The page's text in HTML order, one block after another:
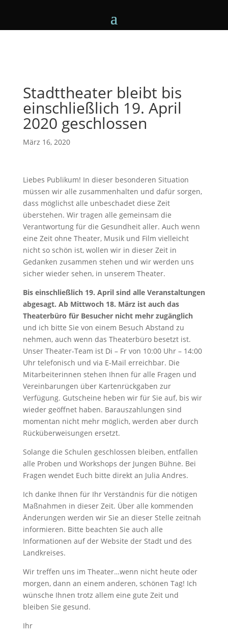
Stadttheater bleibt bis
einschließlich 19. April
2020 geschlossen
März 16, 2020
Liebes Publikum! In dieser besonderen Situation
müssen wir alle zusammenhalten und dafür sorgen,
dass möglichst alle unbeschadet diese Zeit
überstehen. Wir tragen alle gemeinsam die
Verantwortung für die Gesundheit aller. Auch wenn
eine Zeit ohne Theater, Musik und Film vielleicht
nicht so schön ist, wollen wir in dieser Zeit in
Gedanken zusammen stehen und wir werden uns
sicher wieder sehen, in unserem Theater.
Bis einschließlich 19. April sind alle Veranstaltungen
abgesagt. Ab Mittwoch 18. März ist auch das
Theaterbüro für Besucher nicht mehr zugänglich
und ich bitte Sie von einem Besuch Abstand zu
nehmen, auch wenn das Theaterbüro besetzt ist.
Unser Theater-Team ist Di – Fr von 10:00 Uhr – 14:00
Uhr telefonisch und via E-Mail erreichbar. Die
Mitarbeiterinnen stehen Ihnen für alle Fragen und
Vereinbarungen über Kartenrückgaben zur
Verfügung. Gutscheine heben wir für Sie auf, bis wir
wieder geöffnet haben. Barauszahlungen sind
momentan nicht mehr möglich, werden aber durch
Rücküberweisungen ersetzt.
Solange die Schulen geschlossen bleiben, entfallen
alle Proben und Workshops der Jungen Bühne. Bei
Fragen wendet Euch bitte direkt an Julia Andres.
Ich danke Ihnen für Ihr Verständnis für die nötigen
Maßnahmen in dieser Zeit. Über alle kommenden
Änderungen werden wir Sie an dieser Stelle zeitnah
informieren. Bitte beachten Sie auch alle
Informationen auf der Website der Stadt und des
Landkreises.
Wir treffen uns im Theater…wenn nicht heute oder
morgen, dann an einem anderen, schönen Tag! Ich
wünsche Ihnen trotz allem eine gute Zeit und
bleiben Sie gesund.
Ihr